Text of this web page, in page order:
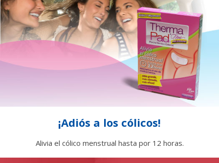
¡Adiós a los cólicos!
Alivia el cólico menstrual hasta por 12 horas.